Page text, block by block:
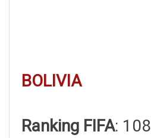
BOLIVIA
Ranking FIFA: 108